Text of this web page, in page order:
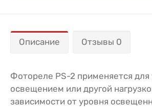
Описание Отзывы 0
Фотореле PS-2 применяется для
освещением или другой
зависимости от уровня